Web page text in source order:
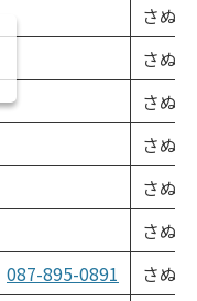
さぬ
さぬ
さぬ
さぬ
さぬ
さぬ
087-895-0891
さぬ